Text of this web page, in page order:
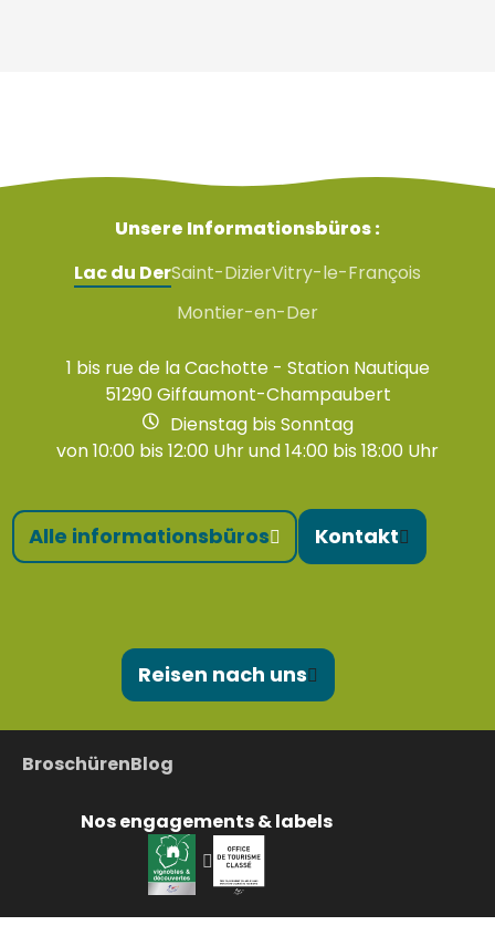
Unsere Informationsbüros :
Lac du DerSaint-DizierVitry-le-François
Montier-en-Der
1 bis rue de la Cachotte - Station Nautique
51290 Giffaumont-Champaubert
Dienstag bis Sonntag
von 10:00 bis 12:00 Uhr und 14:00 bis 18:00 Uhr
Alle informationsbüros Kontakt
Reisen nach uns
BroschürenBlog
Nos engagements & labels